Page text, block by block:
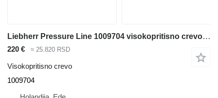
Liebherr Pressure Line 1009704 visokopritisno crevo za Liebherr A954 Li / R954 / R964 bagera
220 € ≈ 25.820 RSD
Visokopritisno crevo
1009704